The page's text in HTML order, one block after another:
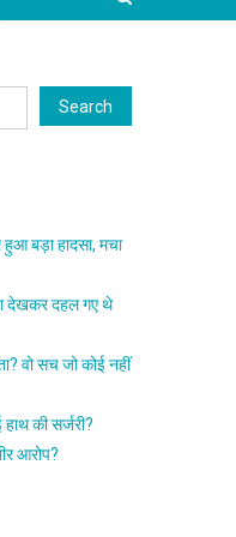
Search
हुआ बड़ा हादसा, मचा
देखकर दहल गए थे
वो सच जो कोई नहीं
की सर्जरी?
आरोप?